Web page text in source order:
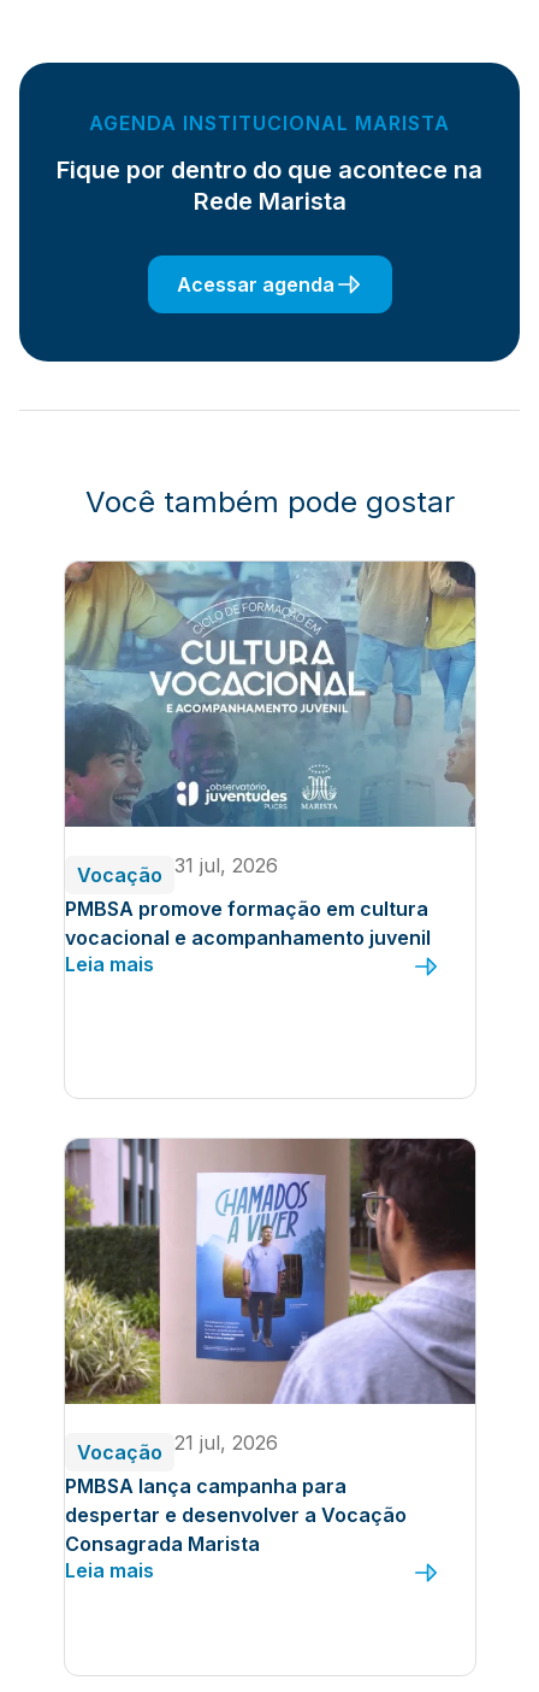
AGENDA INSTITUCIONAL MARISTA
Fique por dentro do que acontece na
Rede Marista
Acessar agenda
Você também pode gostar
Vocação 31 jul, 2026
PMBSA promove formação em cultura
vocacional e acompanhamento juvenil
Leia mais
Vocação 21 jul, 2026
PMBSA lança campanha para
despertar e desenvolver a Vocação
Consagrada Marista
Leia mais